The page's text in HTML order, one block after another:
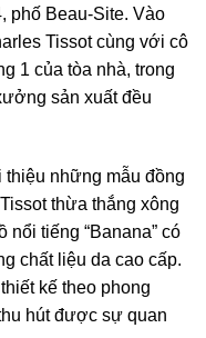
phố Beau-Site. Vào
Tissot cùng với cô
1 của tòa nhà, trong
sản xuất đều
những mẫu đồng
thừa thắng xông
nổi tiếng “Banana” có
chất liệu da cao cấp.
kế theo phong
hút được sự quan